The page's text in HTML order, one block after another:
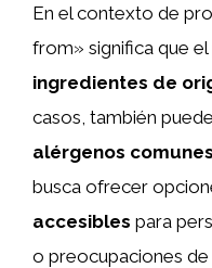
En el contexto de
from» significa que
ingredientes de
casos, también
alérgenos comunes
busca ofrecer
accesibles para
o preocupaciones de